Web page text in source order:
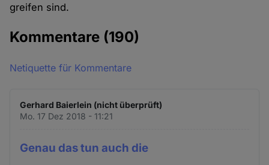
greifen sind.
Kommentare (190)
Netiquette für Kommentare
Gerhard Baierlein (nicht überprüft)
Mo. 17 Dez 2018 - 11:21
Genau das tun auch die